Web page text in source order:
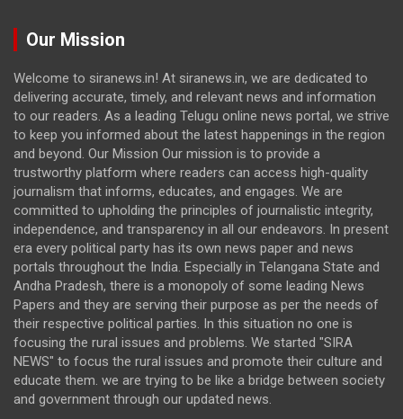
Our Mission
Welcome to siranews.in! At siranews.in, we are dedicated to
delivering accurate, timely, and relevant news and information
to our readers. As a leading Telugu online news portal, we strive
to keep you informed about the latest happenings in the region
and beyond. Our Mission Our mission is to provide a
trustworthy platform where readers can access high-quality
journalism that informs, educates, and engages. We are
committed to upholding the principles of journalistic integrity,
independence, and transparency in all our endeavors. In present
era every political party has its own news paper and news
portals throughout the India. Especially in Telangana State and
Andha Pradesh, there is a monopoly of some leading News
Papers and they are serving their purpose as per the needs of
their respective political parties. In this situation no one is
focusing the rural issues and problems. We started "SIRA
NEWS" to focus the rural issues and promote their culture and
educate them. we are trying to be like a bridge between society
and government through our updated news.